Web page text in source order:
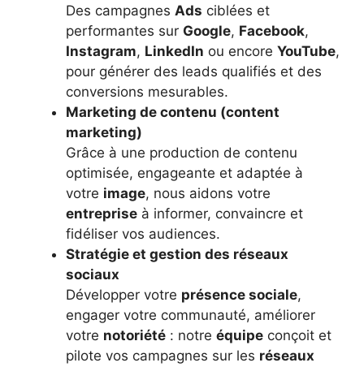
Des campagnes Ads ciblées et
performantes sur Google, Facebook,
Instagram, LinkedIn ou encore YouTube,
pour générer des leads qualifiés et des
conversions mesurables.
Marketing de contenu (content
marketing)
Grâce à une production de contenu
optimisée, engageante et adaptée à
votre image, nous aidons votre
entreprise à informer, convaincre et
fidéliser vos audiences.
Stratégie et gestion des réseaux
sociaux
Développer votre présence sociale,
engager votre communauté, améliorer
votre notoriété : notre équipe conçoit et
pilote vos campagnes sur les réseaux